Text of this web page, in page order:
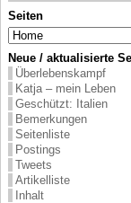
Seiten
Neue / aktualisierte
Überlebenskampf
Katja – mein Leben
Geschützt: Italien
Bemerkungen
Seitenliste
Postings
Tweets
Artikelliste
Inhalt